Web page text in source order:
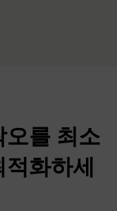
를 최소
화하세